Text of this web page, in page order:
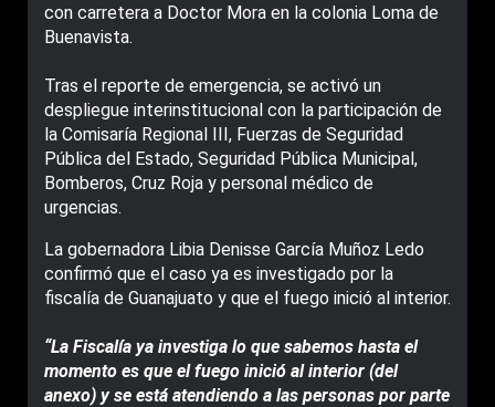
con carretera a Doctor Mora en la colonia Loma de
Buenavista.
Tras el reporte de emergencia, se activó un
despliegue interinstitucional con la participación de
la Comisaría Regional III, Fuerzas de Seguridad
Pública del Estado, Seguridad Pública Municipal,
Bomberos, Cruz Roja y personal médico de
urgencias.
La gobernadora Libia Denisse García Muñoz Ledo
confirmó que el caso ya es investigado por la
fiscalía de Guanajuato y que el fuego inició al interior.
“La Fiscalía ya investiga lo que sabemos hasta el
momento es que el fuego inició al interior (del
anexo) y se está atendiendo a las personas por parte